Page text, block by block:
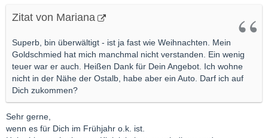
Zitat von Mariana
Superb, bin überwältigt - ist ja fast wie Weihnachten. Mein
Goldschmied hat mich manchmal nicht verstanden. Ein wenig
teuer war er auch. Heißen Dank für Dein Angebot. Ich wohne
nicht in der Nähe der Ostalb, habe aber ein Auto. Darf ich auf
Dich zukommen?
Sehr gerne,
wenn es für Dich im Frühjahr o.k. ist.